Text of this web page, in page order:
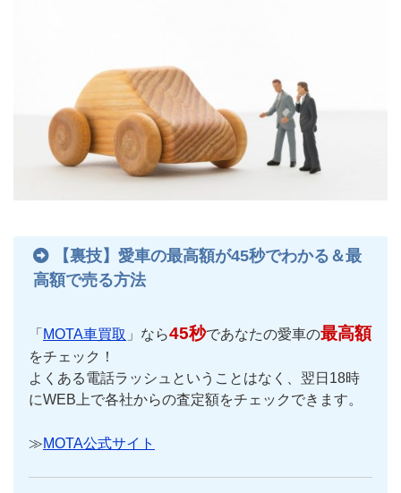
【裏技】愛車の最高額が45秒でわかる＆最
高額で売る方法
「 MOTA車買取 」なら45秒であなたの愛車の最高額
をチェック！
よくある電話ラッシュということはなく、翌日18時
にWEB上で各社からの査定額をチェックできます。
≫MOTA公式サイト